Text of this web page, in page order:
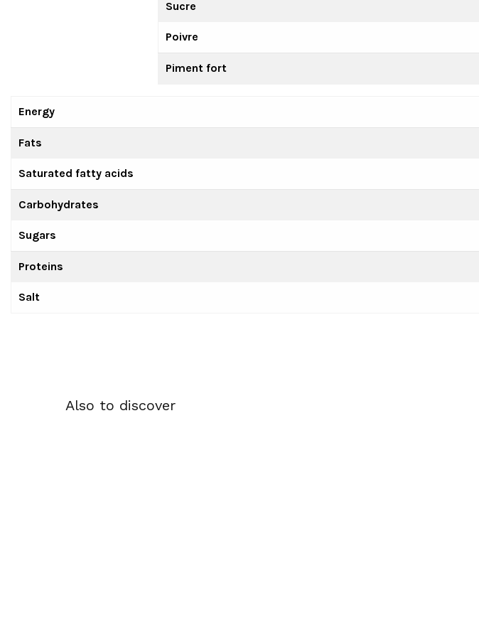
Sucre
Poivre
Piment fort
Energy
Fats
Saturated fatty acids
Carbohydrates
Sugars
Proteins
Salt
Also to discover